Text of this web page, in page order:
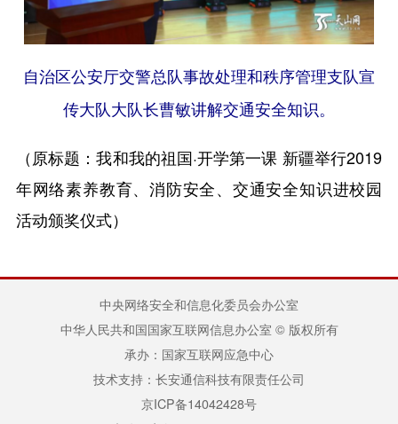
自治区公安厅交警总队事故处理和秩序管理支队宣
传大队大队长曹敏讲解交通安全知识。
（原标题：我和我的祖国·开学第一课 新疆举行2019
年网络素养教育、消防安全、交通安全知识进校园
活动颁奖仪式）
中央网络安全和信息化委员会办公室
中华人民共和国国家互联网信息办公室 © 版权所有
承办：国家互联网应急中心
技术支持：长安通信科技有限责任公司
京ICP备14042428号